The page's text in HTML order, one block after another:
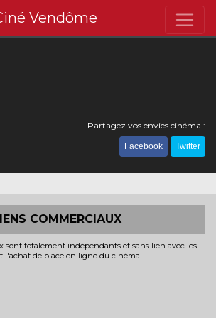
Vendôme
Partagez vos envies cinéma :
Facebook Twitter
COMMERCIAUX
sont totalement indépendants et sans lien avec les
l'achat de place en ligne du cinéma.